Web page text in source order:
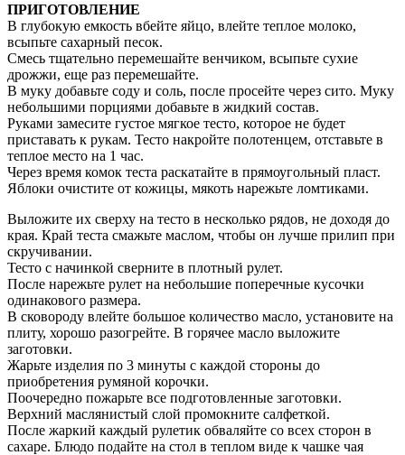
ПРИГОТОВЛЕНИЕ
В глубокую емкость вбейте яйцо, влейте теплое молоко,
всыпьте сахарный песок.
Смесь тщательно перемешайте венчиком, всыпьте сухие
дрожжи, еще раз перемешайте.
В муку добавьте соду и соль, после просейте через сито. Муку
небольшими порциями добавьте в жидкий состав.
Руками замесите густое мягкое тесто, которое не будет
приставать к рукам. Тесто накройте полотенцем, отставьте в
теплое место на 1 час.
Через время комок теста раскатайте в прямоугольный пласт.
Яблоки очистите от кожицы, мякоть нарежьте ломтиками.
Выложите их сверху на тесто в несколько рядов, не доходя до
края. Край теста смажьте маслом, чтобы он лучше прилип при
скручивании.
Тесто с начинкой сверните в плотный рулет.
После нарежьте рулет на небольшие поперечные кусочки
одинакового размера.
В сковороду влейте большое количество масло, установите на
плиту, хорошо разогрейте. В горячее масло выложите
заготовки.
Жарьте изделия по 3 минуты с каждой стороны до
приобретения румяной корочки.
Поочередно пожарьте все подготовленные заготовки.
Верхний маслянистый слой промокните салфеткой.
После жаркий каждый рулетик обваляйте со всех сторон в
сахаре. Блюдо подайте на стол в теплом виде к чашке чая